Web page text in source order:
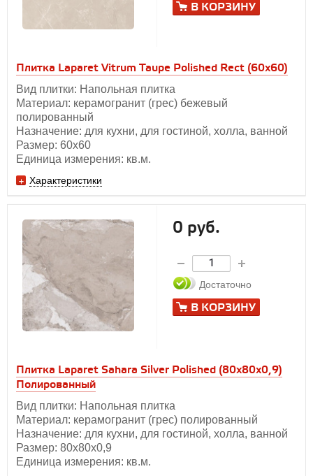
Плитка Laparet Vitrum Taupe Polished Rect (60х60)
Вид плитки: Напольная плитка
Материал: керамогранит (грес) бежевый
полированный
Назначение: для кухни, для гостиной, холла, ванной
Размер: 60х60
Единица измерения: кв.м.
Характеристики
В КОРЗИНУ
Плитка Laparet Sahara Silver Polished (80x80x0,9)
Полированный
Вид плитки: Напольная плитка
Материал: керамогранит (грес) полированный
Назначение: для кухни, для гостиной, холла, ванной
Размер: 80х80x0,9
Единица измерения: кв.м.
0 руб.
Достаточно
В КОРЗИНУ